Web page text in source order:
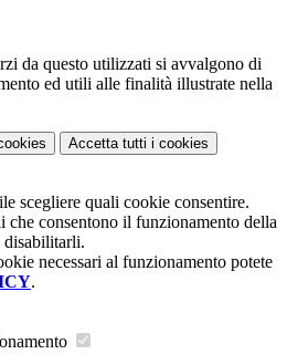
da questo utilizzati si avvalgono di
ed utili alle finalità illustrate nella
Accetta tutti i cookies
scegliere quali cookie consentire.
che consentono il funzionamento della
disabilitarli.
necessari al funzionamento potete
.